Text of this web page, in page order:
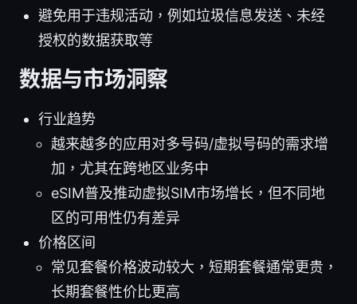
避免用于违规活动，例如垃圾信息发送、未经
授权的数据获取等
数据与市场洞察
行业趋势
越来越多的应用对多号码/虚拟号码的需求增
加，尤其在跨地区业务中
eSIM普及推动虚拟SIM市场增长，但不同地
区的可用性仍有差异
价格区间
常见套餐价格波动较大，短期套餐通常更贵，
长期套餐性价比更高